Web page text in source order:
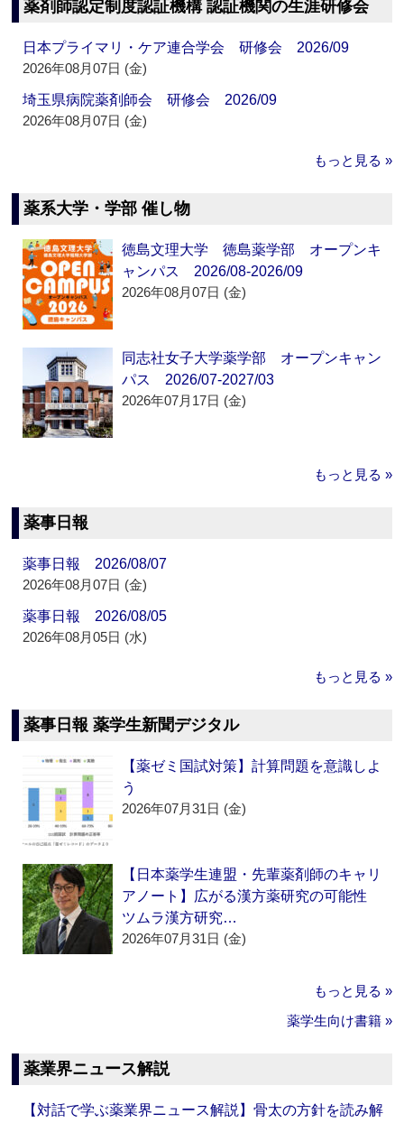
薬剤師認定制度認証機構 認証機関の生涯研修会
日本プライマリ・ケア連合学会 研修会 2026/09
2026年08月07日 (金)
埼玉県病院薬剤師会 研修会 2026/09
2026年08月07日 (金)
もっと見る »
薬系大学・学部 催し物
徳島文理大学 徳島薬学部 オープンキ
ャンパス 2026/08-2026/09
2026年08月07日 (金)
同志社女子大学薬学部 オープンキャン
パス 2026/07-2027/03
2026年07月17日 (金)
もっと見る »
薬事日報
薬事日報 2026/08/07
2026年08月07日 (金)
薬事日報 2026/08/05
2026年08月05日 (水)
もっと見る »
薬事日報 薬学生新聞デジタル
【薬ゼミ国試対策】計算問題を意識しよ
う
2026年07月31日 (金)
【日本薬学生連盟・先輩薬剤師のキャリ
アノート】広がる漢方薬研究の可能性
ツムラ漢方研究…
2026年07月31日 (金)
もっと見る »
薬学生向け書籍 »
薬業界ニュース解説
【対話で学ぶ薬業界ニュース解説】骨太の方針を読み解